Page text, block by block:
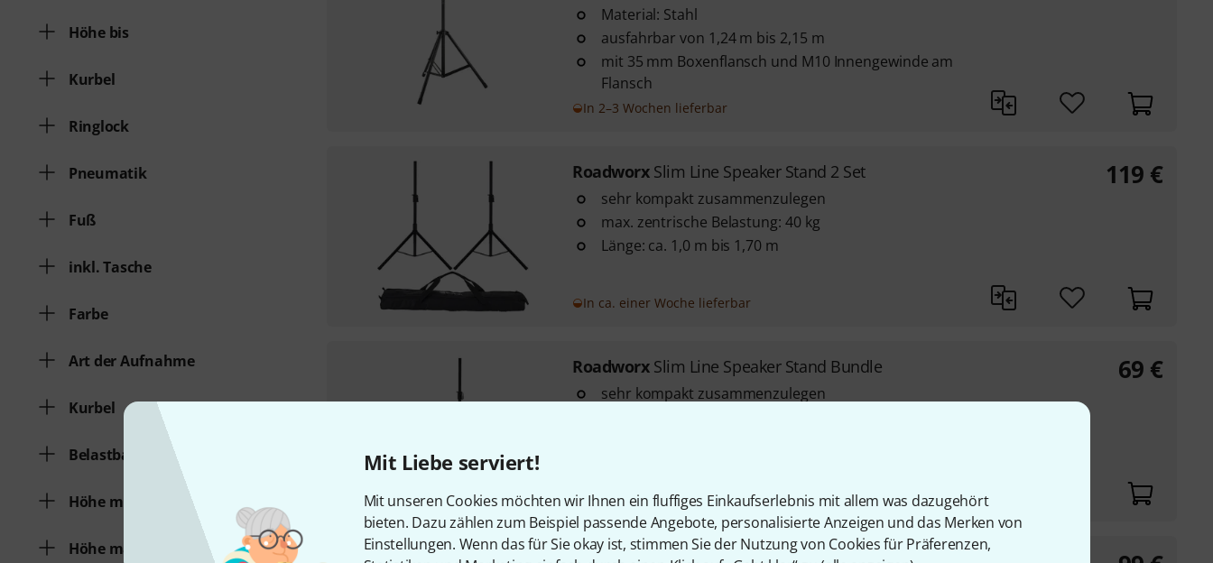
Mit Liebe serviert!
Mit unseren Cookies möchten wir Ihnen ein fluffiges Einkaufserlebnis mit allem was dazugehört
bieten. Dazu zählen zum Beispiel passende Angebote, personalisierte Anzeigen und das Merken von
Einstellungen. Wenn das für Sie okay ist, stimmen Sie der Nutzung von Cookies für Präferenzen,
Höhe bis
Kurbel
Ringlock
Pneumatik
Fuß
inkl. Tasche
Farbe
Art der Aufnahme
Kurbel
Belastbarkeit [kg]
Höhe min. [m]
Höhe max. [m]
Material: Stahl
ausfahrbar von 1,24 m bis 2,15 m
mit 35 mm Boxenflansch und M10 Innengewinde am
Flansch
In 2–3 Wochen lieferbar
Roadworx Slim Line Speaker Stand 2 Set
sehr kompakt zusammenzulegen
max. zentrische Belastung: 40 kg
Länge: ca. 1,0 m bis 1,70 m
In ca. einer Woche lieferbar
119 €
Roadworx Slim Line Speaker Stand Bundle
sehr kompakt zusammenzulegen
In ca. einer Woche lieferbar
69 €